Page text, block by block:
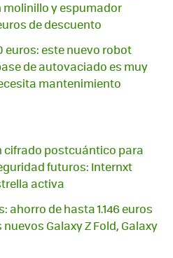
molinillo y espumador
de descuento
euros: este nuevo robot
de autovaciado es muy
mantenimiento
cifrado postcuántico para
futuros: Internxt
activa
ahorro de hasta 1.146 euros
Galaxy Z Fold, Galaxy